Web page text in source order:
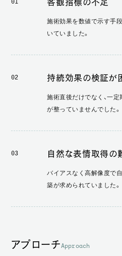
01 客観指標の不足
施術効果を数値で示す手
いていました。
02 持続効果の検証が
施術直後だけでなく、一
が整っていませんでした。
03 自然な表情取得の
バイアスなく高解像度で
築が求められていました。
アプローチApproach